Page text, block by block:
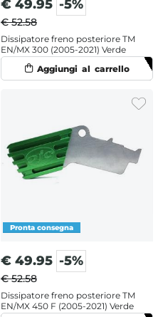
€ 49.95 -5%
€ 52.58
Dissipatore freno posteriore TM
EN/MX 300 (2005-2021) Verde
€ 49.95 -5%
€ 52.58
Dissipatore freno posteriore TM
EN/MX 450 F (2005-2021) Verde